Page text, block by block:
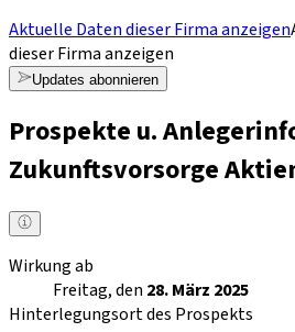
Aktuelle Daten dieser Firma anzeigen
dieser Firma anzeigen
Updates abonnieren
Prospekte u.
Zukunftsvorsorge
Wirkung ab
Freitag, den 28. März 2025
Hinterlegungsort des Prospekts